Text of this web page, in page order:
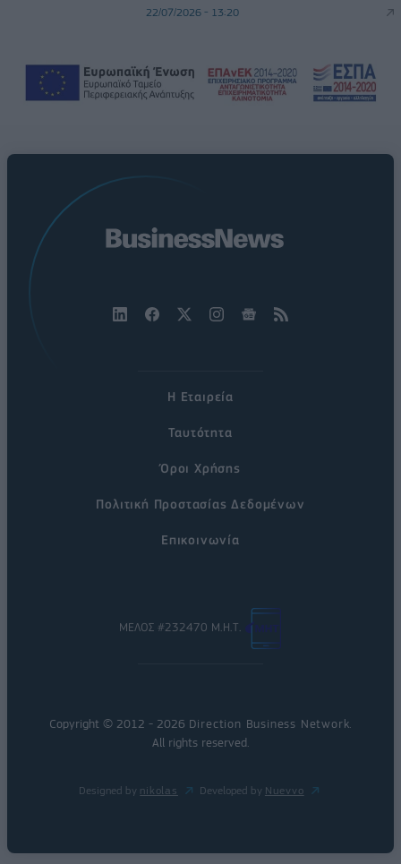
22/07/2026 - 13:20
Η Εταιρεία
Ταυτότητα
Όροι Χρήσης
Πολιτική Προστασίας Δεδομένων
Επικοινωνία
ΜΕΛΟΣ #232470 Μ.Η.Τ.
Copyright © 2012 - 2026 Direction Business Network
All rights reserved.
Designed by nikolas Developed by Nuevvo